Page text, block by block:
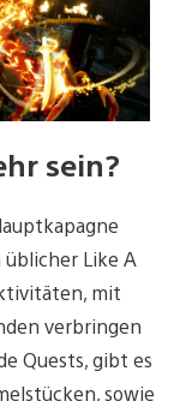
sein?
Like A
mit
verbringen
Quests, gibt es
sowie